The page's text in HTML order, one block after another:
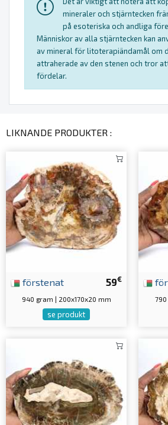
mineraler och stjärntecken
på esoteriska och andliga
Människor av alla stjärntecken kan
av mineral för litoterapiändamål om
attraherade av den stenen och tror
fördelar.
LIKNANDE PRODUKTER :
59€
förstenat
940 gram | 200x170x20 mm
se produkt